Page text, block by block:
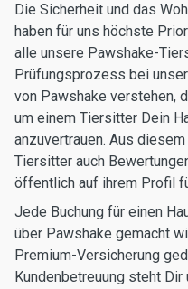
Die Sicherheit und das
haben für uns höchste
alle unsere Pawshake-
Prüfungsprozess bei
von Pawshake verstehen,
um einem Tiersitter Dein
anzuvertrauen. Aus
Tiersitter auch
öffentlich auf ihrem Profil
Jede Buchung für einen
über Pawshake gemacht
Premium-Versicherung
Kundenbetreuung steht